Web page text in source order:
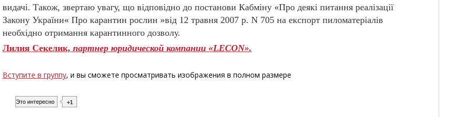
видачі. Також, звертаю увагу, що відповідно до постанови Кабміну «Про деякі питання реалізації
Закону України« Про карантин рослин »від 12 травня 2007 р. N 705 на експорт пиломатеріалів
необхідно отримання карантинного дозволу.
Лилия Секелик,партнер юридической компании «LECON».
Вступите в группу, и вы сможете просматривать изображения в полном размере
Это интересно +1